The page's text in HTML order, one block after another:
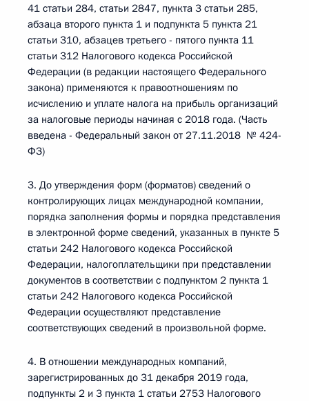
41 статьи 284, статьи 2847, пункта 3 статьи 285,
абзаца второго пункта 1 и подпункта 5 пункта 21
статьи 310, абзацев третьего - пятого пункта 11
статьи 312 Налогового кодекса Российской
Федерации (в редакции настоящего Федерального
закона) применяются к правоотношениям по
исчислению и уплате налога на прибыль организаций
за налоговые периоды начиная с 2018 года. (Часть
введена - Федеральный закон от 27.11.2018 № 424-
ФЗ)
3. До утверждения форм (форматов) сведений о
контролирующих лицах международной компании,
порядка заполнения формы и порядка представления
в электронной форме сведений, указанных в пункте 5
статьи 242 Налогового кодекса Российской
Федерации, налогоплательщики при представлении
документов в соответствии с подпунктом 2 пункта 1
статьи 242 Налогового кодекса Российской
Федерации осуществляют представление
соответствующих сведений в произвольной форме.
4. В отношении международных компаний,
зарегистрированных до 31 декабря 2019 года,
подпункты 2 и 3 пункта 1 статьи 2753 Налогового